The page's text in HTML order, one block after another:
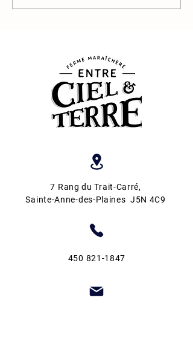
7 Rang du Trait-Carré,
Sainte-Anne-des-Plaines J5N 4C9
450 821-1847